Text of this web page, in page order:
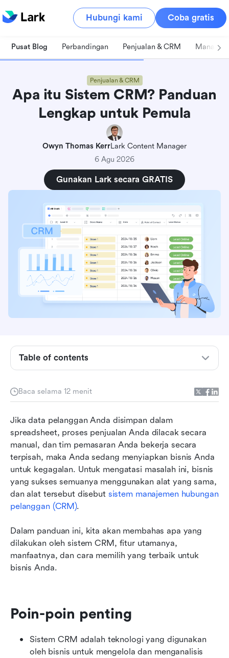
Hubungi kami Coba gratis
Pusat Blog Perbandingan Penjualan & CRM
Penjualan & CRM
Apa itu Sistem CRM? Panduan
Lengkap untuk Pemula
Owyn Thomas KerrLark Content Manager
6 Agu 2026
Gunakan Lark secara GRATIS
Baca selama 12 menit
Jika data pelanggan Anda disimpan dalam
spreadsheet, proses penjualan Anda dilacak secara
manual, dan tim pemasaran Anda bekerja secara
terpisah, maka Anda sedang menyiapkan bisnis Anda
untuk kegagalan. Untuk mengatasi masalah ini, bisnis
yang sukses semuanya menggunakan alat yang sama,
dan alat tersebut disebut sistem manajemen hubungan
pelanggan (CRM).
Dalam panduan ini, kita akan membahas apa yang
dilakukan oleh sistem CRM, fitur utamanya,
manfaatnya, dan cara memilih yang terbaik untuk
bisnis Anda.
Poin-poin penting
Sistem CRM adalah teknologi yang digunakan
oleh bisnis untuk mengelola dan menganalisis
Table of contents
Jenis sistem CRM
Opsi penerapan CRM
Fitur utama dari sistem CRM
Contoh sistem CRM yang sedang digunakan
Cara memilih sistem CRM yang tepat
Cara menerapkan sistem CRM
Mengapa bisnis memilih Lark
Pilih sistem CRM terbaik untuk bisnis Anda